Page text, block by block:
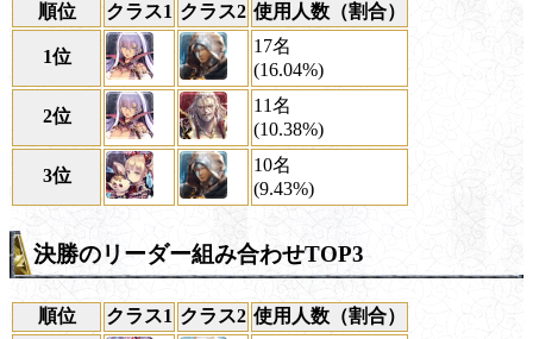
順位 クラス1 クラス2 使用人数（割合）
1位
17名
(16.04%)
2位
11名
(10.38%)
3位
10名
(9.43%)
決勝のリーダー組み合わせTOP3
順位 クラス1 クラス2 使用人数（割合）